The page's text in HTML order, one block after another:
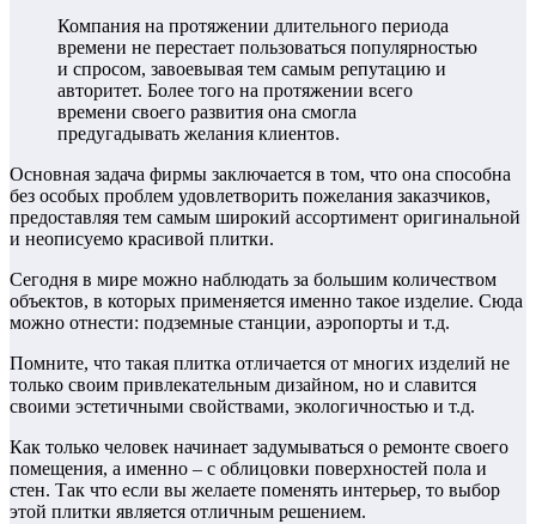
Компания на протяжении длительного периода
времени не перестает пользоваться популярностью
и спросом, завоевывая тем самым репутацию и
авторитет. Более того на протяжении всего
времени своего развития она смогла
предугадывать желания клиентов.
Основная задача фирмы заключается в том, что она способна
без особых проблем удовлетворить пожелания заказчиков,
предоставляя тем самым широкий ассортимент оригинальной
и неописуемо красивой плитки.
Сегодня в мире можно наблюдать за большим количеством
объектов, в которых применяется именно такое изделие. Сюда
можно отнести: подземные станции, аэропорты и т.д.
Помните, что такая плитка отличается от многих изделий не
только своим привлекательным дизайном, но и славится
своими эстетичными свойствами, экологичностью и т.д.
Как только человек начинает задумываться о ремонте своего
помещения, а именно – с облицовки поверхностей пола и
стен. Так что если вы желаете поменять интерьер, то выбор
этой плитки является отличным решением.